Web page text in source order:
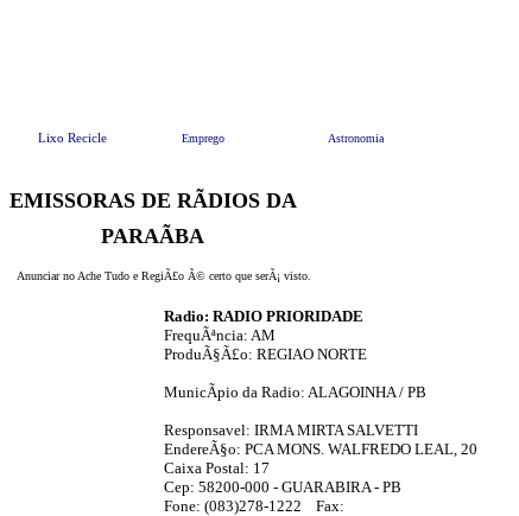
Lixo Recicle Emprego Astronomia
EMISSORAS DE RÃDIOS DA
PARAÃBA
Anunciar no Ache Tudo e RegiÃ£o Ã© certo que serÃ¡ visto.
Radio: RADIO PRIORIDADE
FrequÃªncia: AM
ProduÃ§Ã£o: REGIAO NORTE
MunicÃ­pio da Radio: ALAGOINHA / PB
Responsavel: IRMA MIRTA SALVETTI
EndereÃ§o: PCA MONS. WALFREDO LEAL, 20
Caixa Postal: 17
Cep: 58200-000 - GUARABIRA - PB
Fone: (083)278-1222 Fax: